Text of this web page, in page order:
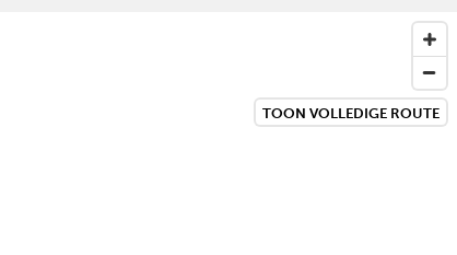
TOON VOLLEDIGE ROUTE
Next